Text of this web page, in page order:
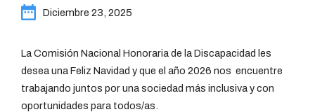
Diciembre 23, 2025
La Comisión Nacional Honoraria de la Discapacidad les
desea una Feliz Navidad y que el año 2026 nos encuentre
trabajando juntos por una sociedad más inclusiva y con
oportunidades para todos/as.